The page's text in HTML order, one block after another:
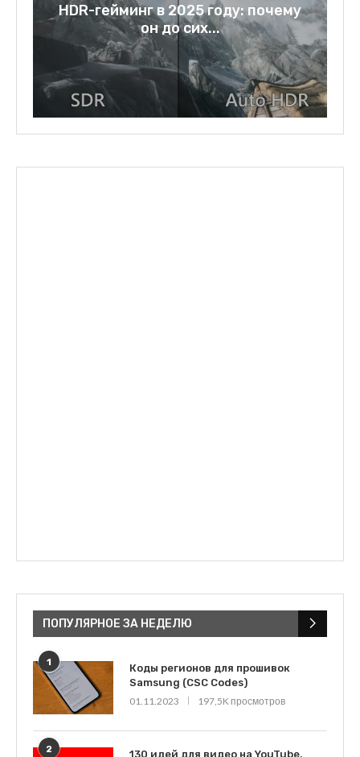
HDR-гейминг в 2025 году: почему
он до сих...
ПОПУЛЯРНОЕ ЗА НЕДЕЛЮ
1
Коды регионов для прошивок
Samsung (CSC Codes)
01.11.2023
197,5K просмотров
2 130 идей для видео на YouTube,